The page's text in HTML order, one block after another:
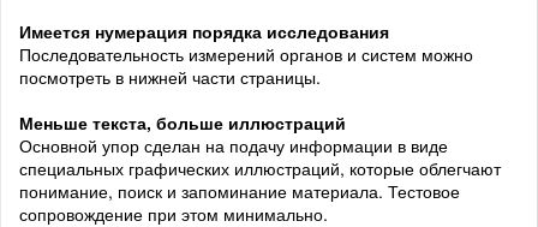
Имеется нумерация порядка исследования
Последовательность измерений органов и систем можно
посмотреть в нижней части страницы.
Меньше текста, больше иллюстраций
Основной упор сделан на подачу информации в виде
специальных графических иллюстраций, которые облегчают
понимание, поиск и запоминание материала. Тестовое
сопровождение при этом минимально.